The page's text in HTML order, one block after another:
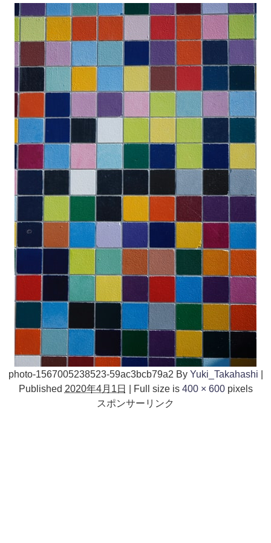
photo-1567005238523-59ac3bcb79a2 By Yuki_Takahashi
Published 2020年4月1日 Full size is 400 × 600pixels
スポンサーリンク